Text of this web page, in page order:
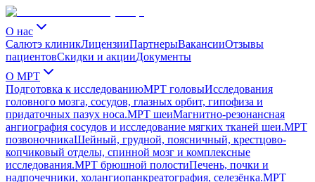
О нас
Салютэ клиникЛицензииПартнерыВакансииОтзывы
пациентовСкидки и акцииДокументы
О МРТ
Подготовка к исследованиюМРТ головыИсследования
головного мозга, сосудов, глазных орбит, гипофиза и
придаточных пазух носа.МРТ шеиМагнитно-резонансная
ангиография сосудов и исследование мягких тканей шеи.МРТ
позвоночникаШейный, грудной, поясничный, крестцово-
копчиковый отделы, спинной мозг и комплексные
исследования.МРТ брюшной полостиПечень, почки и
надпочечники, холангиопанкреатография, селезёнка.МРТ